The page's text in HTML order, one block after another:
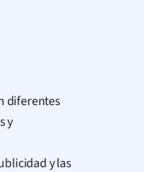
diferentes
y
y las